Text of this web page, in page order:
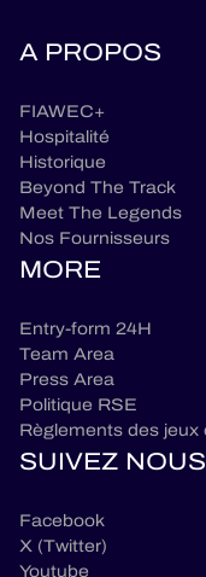
A PROPOS
FIAWEC+
Hospitalité
Historique
Beyond The Track
Meet The Legends
Nos Fournisseurs
MORE
Entry-form 24H
Team Area
Press Area
Politique RSE
Règlements des jeux
SUIVEZ
Facebook
X (Twitter)